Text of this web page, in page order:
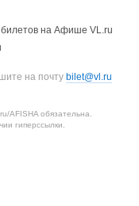
на Афише VL.ru
на почту bilet@vl.ru
AFISHA обязательна.
гиперссылки.